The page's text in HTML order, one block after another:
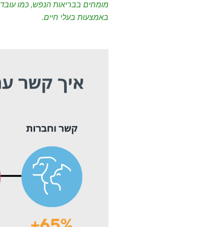
מומחים בבריאות הנפש, כמו
באמצעות בעלי חיים.